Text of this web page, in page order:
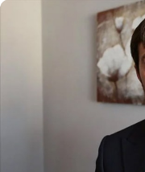
31 Mart
aday